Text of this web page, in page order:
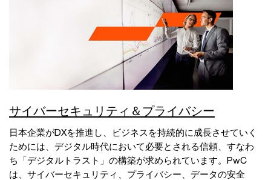
サイバーセキュリティ＆プライバシー
日本企業がDXを推進し、ビジネスを持続的に成長させていく
ためには、デジタル時代において必要とされる信頼、すなわ
ち「デジタルトラスト」の構築が求められています。PwC
は、サイバーセキュリティ、プライバシー、データの安全